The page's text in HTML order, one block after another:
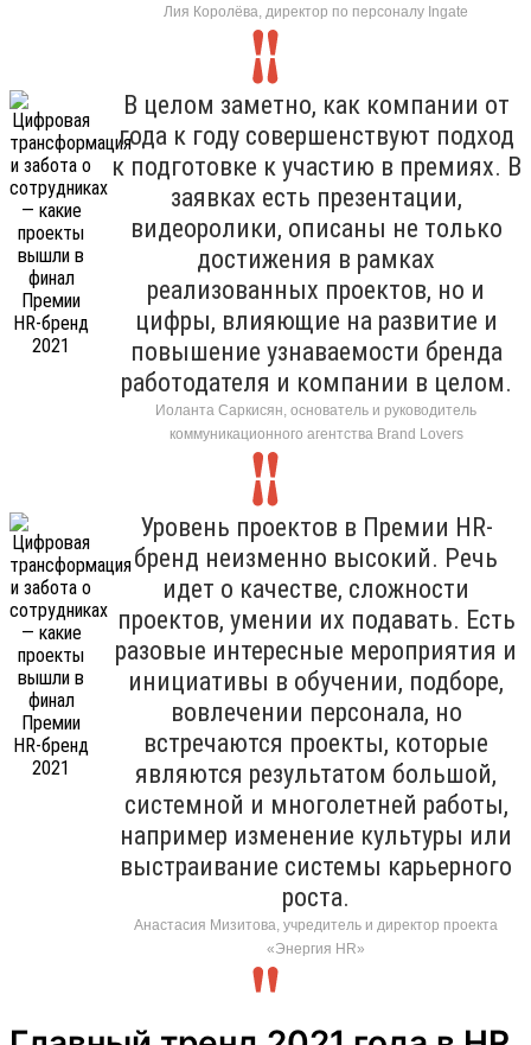
Лия Королёва, директор по персоналу Ingate
В целом заметно, как компании от
года к году совершенствуют подход
к подготовке к участию в премиях. В
заявках есть презентации,
видеоролики, описаны не только
достижения в рамках
реализованных проектов, но и
цифры, влияющие на развитие и
повышение узнаваемости бренда
работодателя и компании в целом.
Иоланта Саркисян, основатель и руководитель
коммуникационного агентства Brand Lovers
Уровень проектов в Премии HR-
бренд неизменно высокий. Речь
идет о качестве, сложности
проектов, умении их подавать. Есть
разовые интересные мероприятия и
инициативы в обучении, подборе,
вовлечении персонала, но
встречаются проекты, которые
являются результатом большой,
системной и многолетней работы,
например изменение культуры или
выстраивание системы карьерного
роста.
Анастасия Мизитова, учредитель и директор проекта
«Энергия HR»